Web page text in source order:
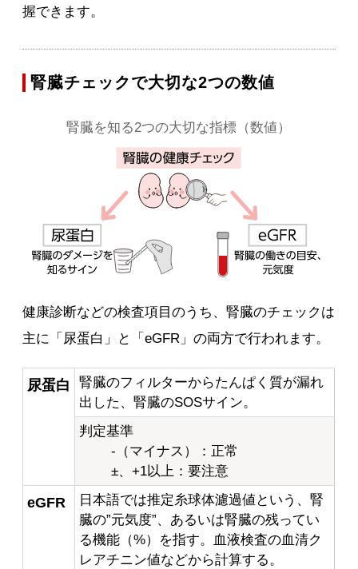
握できます。
腎臓チェックで大切な2つの数値
腎臓を知る2つの大切な指標（数値）
健康診断などの検査項目のうち、腎臓のチェックは
主に「尿蛋白」と「eGFR」の両方で行われます。
尿蛋白
腎臓のフィルターからたんぱく質が漏れ
出した、腎臓のSOSサイン。
判定基準
-（マイナス）：正常
±、+1以上：要注意
eGFR
日本語では推定糸球体濾過値という、腎
臓の”元気度”、あるいは腎臓の残ってい
る機能（%）を指す。血液検査の血清ク
レアチニン値などから計算する。